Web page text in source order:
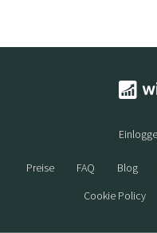
Preise FAQ Blog
Cookie Policy